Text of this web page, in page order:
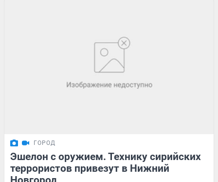
ГОРОД
Эшелон с оружием. Технику сирийских
террористов привезут в Нижний